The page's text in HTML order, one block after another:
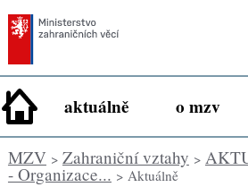
aktuálně o mzv
MZV> Zahraniční vztahy >
- Organizace... > Aktuálně